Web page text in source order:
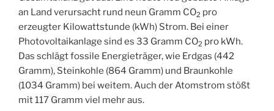
an Land verursacht rund neun Gramm CO2 pro
erzeugter Kilowattstunde (kWh) Strom. Bei einer
Photovoltaikanlage sind es 33 Gramm CO2 pro kWh.
Das schlägt fossile Energieträger, wie Erdgas (442
Gramm), Steinkohle (864 Gramm) und Braunkohle
(1034 Gramm) bei weitem. Auch der Atomstrom stößt
mit 117 Gramm viel mehr aus.